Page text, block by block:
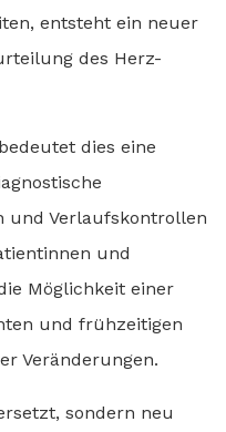
entsteht ein neuer
des Herz-
dies eine
und Verlaufskontrollen
und
Möglichkeit einer
und frühzeitigen
Veränderungen.
sondern neu